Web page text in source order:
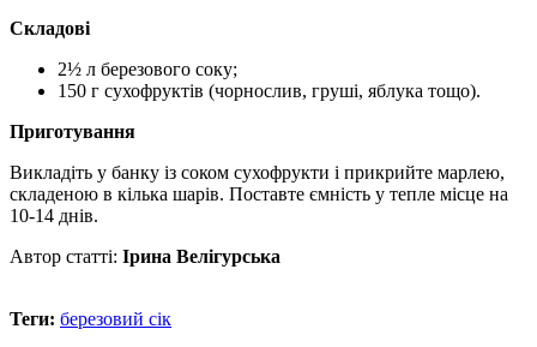
Складові
2½ л березового соку;
150 г сухофруктів (чорнослив, груші, яблука тощо).
Приготування
Викладіть у банку із соком сухофрукти і прикрийте марлею,
складеною в кілька шарів. Поставте ємність у тепле місце на
10-14 днів.
Автор статті: Ірина Велігурська
Теги: березовий сік